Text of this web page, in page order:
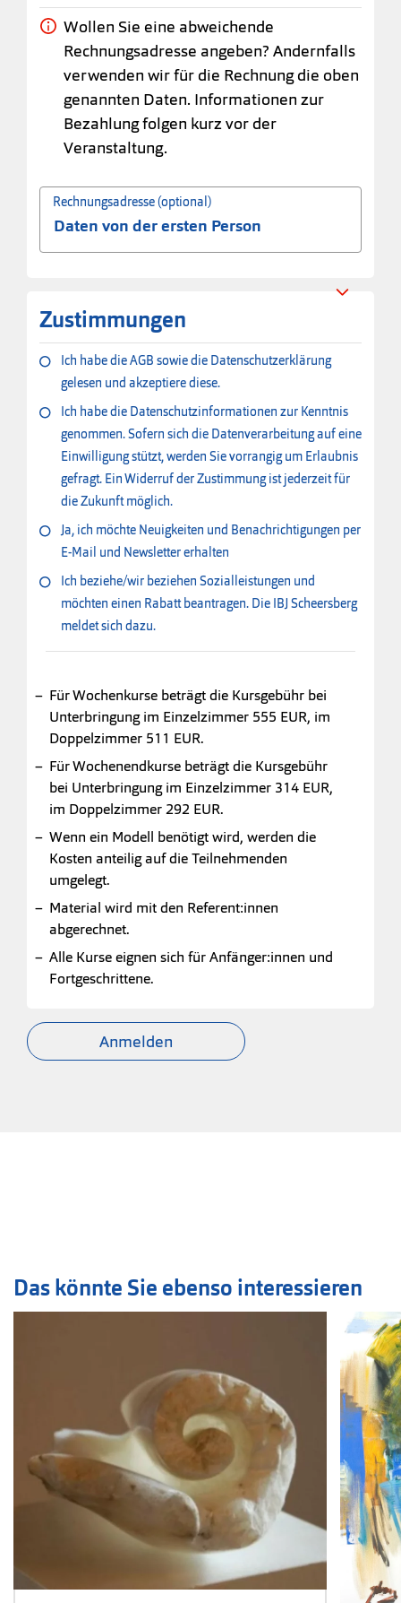
Wollen Sie eine abweichende
Rechnungsadresse angeben? Andernfalls
verwenden wir für die Rechnung die oben
genannten Daten. Informationen zur
Bezahlung folgen kurz vor der
Veranstaltung.
Rechnungsadresse (optional)
Zustimmungen
Ich habe die AGB sowie die Datenschutzerklärung
gelesen und akzeptiere diese.
Ich habe die Datenschutzinformationen zur Kenntnis
genommen. Sofern sich die Datenverarbeitung auf eine
Einwilligung stützt, werden Sie vorrangig um Erlaubnis
gefragt. Ein Widerruf der Zustimmung ist jederzeit für
die Zukunft möglich.
Ja, ich möchte Neuigkeiten und Benachrichtigungen per
E-Mail und Newsletter erhalten
Ich beziehe/wir beziehen Sozialleistungen und
möchten einen Rabatt beantragen. Die IBJ Scheersberg
meldet sich dazu.
Für Wochenkurse beträgt die Kursgebühr bei
Unterbringung im Einzelzimmer 555 EUR, im
Doppelzimmer 511 EUR.
Für Wochenendkurse beträgt die Kursgebühr
bei Unterbringung im Einzelzimmer 314 EUR,
im Doppelzimmer 292 EUR.
Wenn ein Modell benötigt wird, werden die
Kosten anteilig auf die Teilnehmenden
umgelegt.
Material wird mit den Referent:innen
abgerechnet.
Alle Kurse eignen sich für Anfänger:innen und
Fortgeschrittene.
Anmelden
Das könnte Sie ebenso interessieren
Veranstaltung1bis2von4sichtbar.